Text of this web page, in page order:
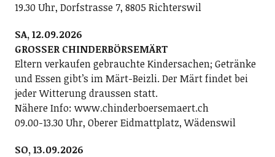
19.30 Uhr, Dorfstrasse 7, 8805 Richterswil
SA, 12.09.2026
GROSSER CHINDERBÖRSEMÄRT
Eltern verkaufen gebrauchte Kindersachen; Getränke
und Essen gibt’s im Märt-Beizli. Der Märt findet bei
jeder Witterung draussen statt.
Nähere Info: www.chinderboersemaert.ch
09.00-13.30 Uhr, Oberer Eidmattplatz, Wädenswil
SO, 13.09.2026